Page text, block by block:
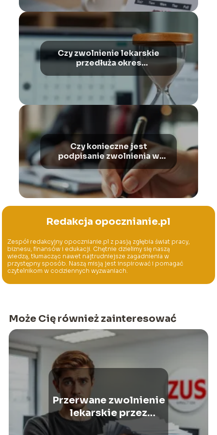
Czy zwolnienie lekarskie
przedłuża okres
Czy konieczne jest
podpisanie zwolnienia w
trybie dyscyplinarnym?
Redakcja opocznianie.pl
Zespół redakcyjny opocznianie.pl z pasją zgłębia świat pracy,
biznesu, finansów i edukacji. Chętnie dzielimy się naszą
wiedzą, tłumacząc nawet najtrudniejsze zagadnienia w
przystępny sposób. Naszą misją jest inspirować i pomagać
czytelnikom w codziennych wyzwaniach.
Może Cię również zainteresować
Przerwane zwolnienie
lekarskie przez
orzecznika ZUS – co